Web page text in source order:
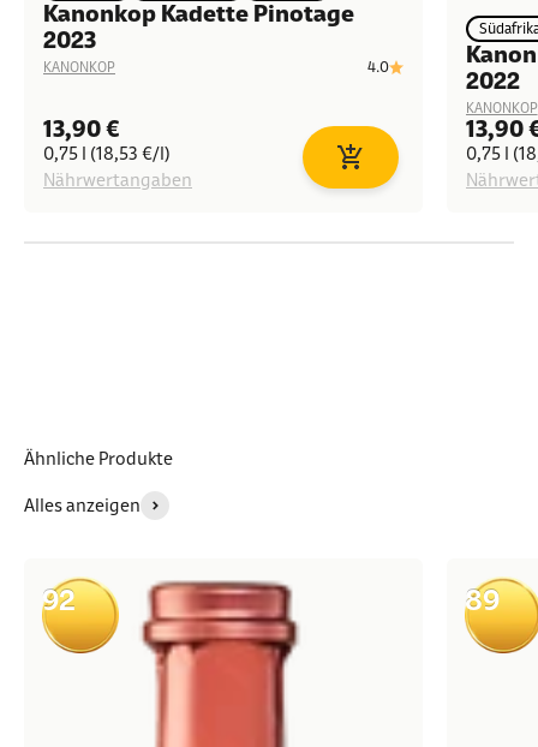
Kanonkop Kadette Pinotage
2023
KANONKOP 4.0
Angebot
13,90 €
0,75 l (18,53 €/l)
Nährwertangaben
In den Warenkorb
2022
KANONKOP
13,90
0,75 l
Ähnliche Produkte
Alles anzeigen
92 89